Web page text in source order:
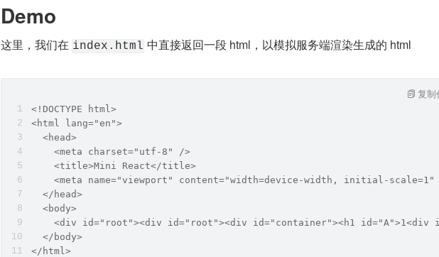
Demo
这里，我们在 index.html 中直接返回一段 html，以模拟服务端渲染生成的 html
<!DOCTYPE html>
<html lang="en">
  <head>
    <meta charset="utf-8" />
    <title>Mini React</title>
<meta name="viewport" content="width=device-width, initial-scale=1"
  </head>
  <body>
<div id="root"><div id="root"><div id="container"><h1
  </body>
</html>
复制